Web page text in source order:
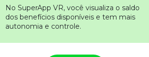
No SuperApp VR, você visualiza o saldo
dos benefícios disponíveis e tem mais
autonomia e controle.